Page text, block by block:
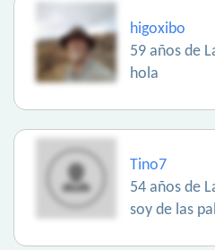
higoxibo
59 años de
hola
Tino7
54 años de
soy de las